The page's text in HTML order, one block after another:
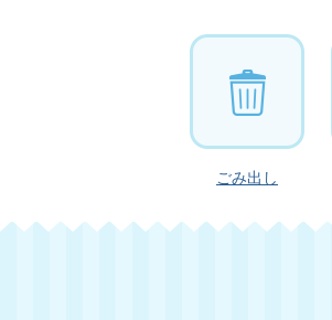
ごみ出し